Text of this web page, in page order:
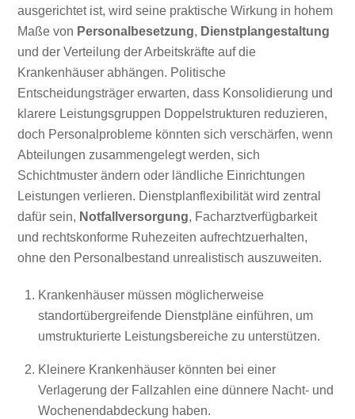
ausgerichtet ist, wird seine praktische Wirkung in hohem
Maße von Personalbesetzung, Dienstplangestaltung
und der Verteilung der Arbeitskräfte auf die
Krankenhäuser abhängen. Politische
Entscheidungsträger erwarten, dass Konsolidierung und
klarere Leistungsgruppen Doppelstrukturen reduzieren,
doch Personalprobleme könnten sich verschärfen, wenn
Abteilungen zusammengelegt werden, sich
Schichtmuster ändern oder ländliche Einrichtungen
Leistungen verlieren. Dienstplanflexibilität wird zentral
dafür sein, Notfallversorgung, Facharztverfügbarkeit
und rechtskonforme Ruhezeiten aufrechtzuerhalten,
ohne den Personalbestand unrealistisch auszuweiten.
Krankenhäuser müssen möglicherweise
standortübergreifende Dienstpläne einführen, um
umstrukturierte Leistungsbereiche zu unterstützen.
Kleinere Krankenhäuser könnten bei einer
Verlagerung der Fallzahlen eine dünnere Nacht- und
Wochenendabdeckung haben.